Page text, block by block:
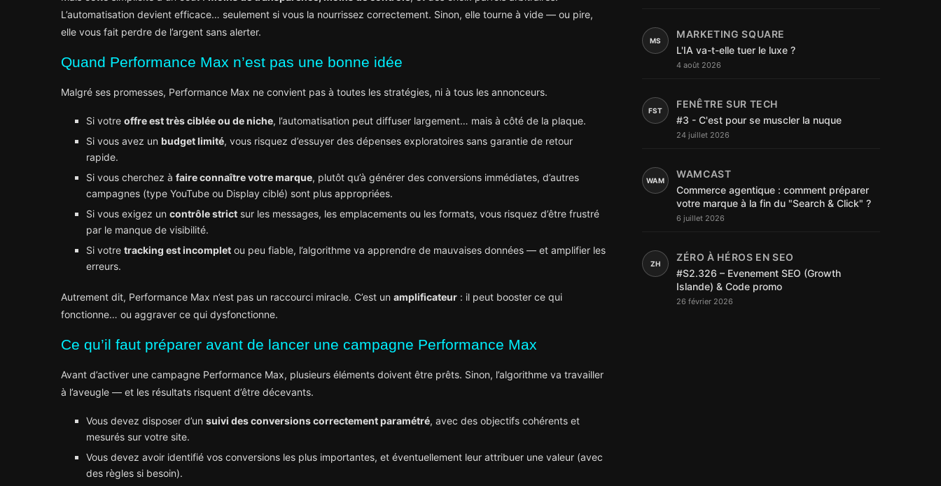
L’automatisation devient efficace… seulement si vous la nourrissez correctement. Sinon, elle tourne à vide — ou pire,
elle vous fait perdre de l’argent sans alerter.
Quand Performance Max n’est pas une bonne idée
Malgré ses promesses, Performance Max ne convient pas à toutes les stratégies, ni à tous les annonceurs.
Si votre offre est très ciblée ou de niche, l’automatisation peut diffuser largement… mais à côté de la plaque.
Si vous avez un budget limité, vous risquez d’essuyer des dépenses exploratoires sans garantie de retour
rapide.
Si vous cherchez à faire connaître votre marque, plutôt qu’à générer des conversions immédiates, d’autres
campagnes (type YouTube ou Display ciblé) sont plus appropriées.
Si vous exigez un contrôle strict sur les messages, les emplacements ou les formats, vous risquez d’être frustré
par le manque de visibilité.
Si votre tracking est incomplet ou peu fiable, l’algorithme va apprendre de mauvaises données — et amplifier les
erreurs.
Autrement dit, Performance Max n’est pas un raccourci miracle. C’est un amplificateur : il peut booster ce qui
fonctionne… ou aggraver ce qui dysfonctionne.
Ce qu’il faut préparer avant de lancer une campagne Performance Max
Avant d’activer une campagne Performance Max, plusieurs éléments doivent être prêts. Sinon, l’algorithme va travailler
à l’aveugle — et les résultats risquent d’être décevants.
Vous devez disposer d’un suivi des conversions correctement paramétré, avec des objectifs cohérents et
mesurés sur votre site.
Vous devez avoir identifié vos conversions les plus importantes, et éventuellement leur attribuer une valeur (avec
des règles si besoin).
MS
MARKETING SQUARE
L'IA va-t-elle tuer le luxe ?
4 août 2026
FST
FENÊTRE SUR TECH
#3 - C'est pour se muscler la nuque
24 juillet 2026
WAM
WAMCAST
Commerce agentique : comment préparer
votre marque à la fin du "Search & Click" ?
6 juillet 2026
ZH
ZÉRO À HÉROS EN SEO
#S2.326 – Evenement SEO (Growth
Islande) & Code promo
26 février 2026